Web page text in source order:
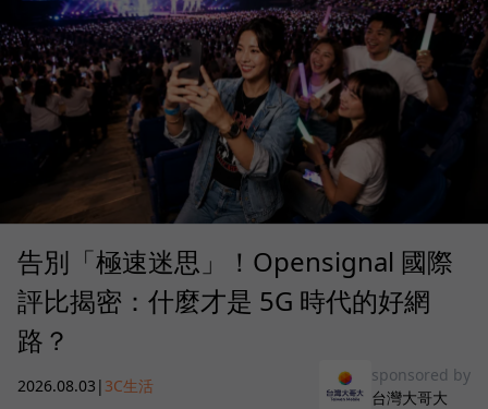
告別「極速迷思」！Opensignal 國際
評比揭密：什麼才是 5G 時代的好網
路？
2026.08.03 | 3C生活
sponsored by
台灣大哥大